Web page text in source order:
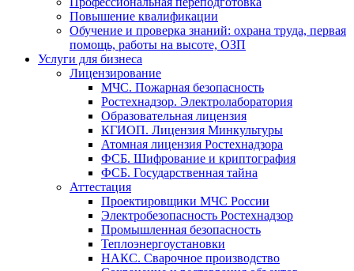
Повышение квалификации
Обучение и проверка знаний: охрана труда, первая
помощь, работы на высоте, ОЗП
Услуги для бизнеса
Лицензирование
МЧС. Пожарная безопасность
Ростехнадзор. Электролаборатория
Образовательная лицензия
КГИОП. Лицензия Минкультуры
Атомная лицензия Ростехнадзора
ФСБ. Шифрование и криптография
ФСБ. Государственная тайна
Аттестация
Проектировщики МЧС России
Электробезопасность Ростехнадзор
Промышленная безопасность
Теплоэнергоустановки
НАКС. Сварочное производство